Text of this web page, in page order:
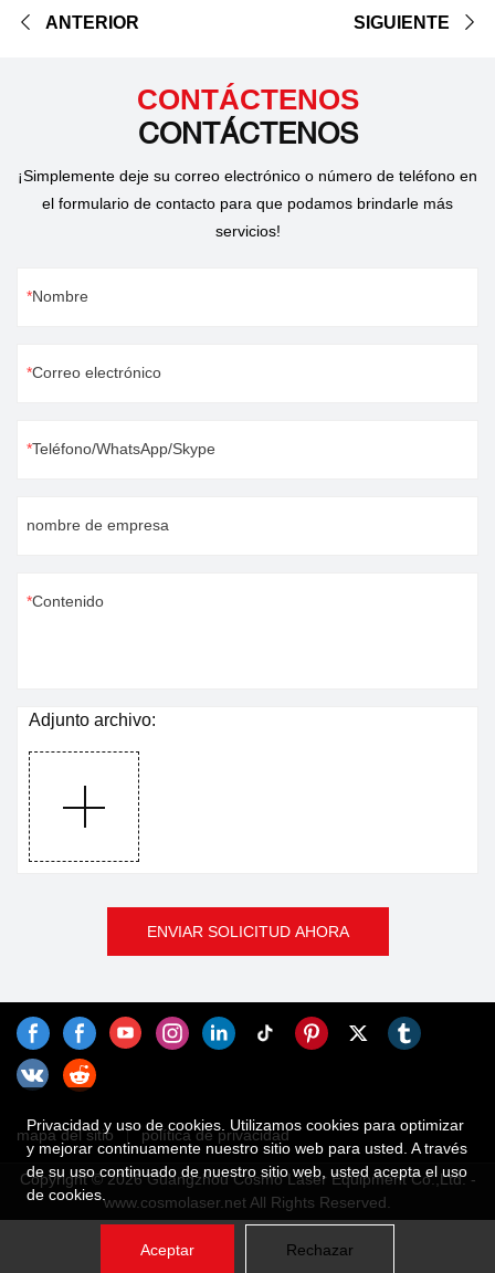
ANTERIOR SIGUIENTE
CONTÁCTENOS
CONTÁCTENOS
¡Simplemente deje su correo electrónico o número de teléfono en
el formulario de contacto para que podamos brindarle más
servicios!
Nombre
Correo electrónico
Teléfono/WhatsApp/Skype
nombre de empresa
Contenido
Adjunto archivo:
ENVIAR SOLICITUD AHORA
mapa del sitio política de privacidad
Copyright © 2026 Guangzhou Cosmo Laser Equipment Co.,Ltd. -
www.cosmolaser.net All Rights Reserved.
Privacidad y uso de cookies. Utilizamos cookies para optimizar
y mejorar continuamente nuestro sitio web para usted. A través
de su uso continuado de nuestro sitio web, usted acepta el uso
de cookies.
Aceptar Rechazar